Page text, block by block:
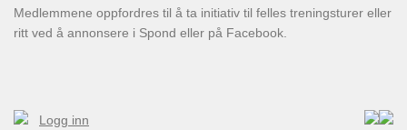
Medlemmene oppfordres til å ta initiativ til felles treningsturer eller
ritt ved å annonsere i Spond eller på Facebook.
Logg inn